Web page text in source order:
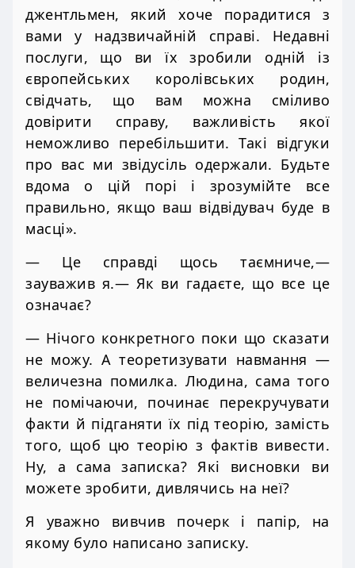
джентльмен, який хоче порадитися з
вами у надзвичайній справі. Недавні
послуги, що ви їх зробили одній із
європейських королівських родин,
свідчать, що вам можна сміливо
довірити справу, важливість якої
неможливо перебільшити. Такі відгуки
про вас ми звідусіль одержали. Будьте
вдома о цій порі і зрозумійте все
правильно, якщо ваш відвідувач буде в
масці».
— Це справді щось таємниче,—
зауважив я.— Як ви гадаєте, що все це
означає?
— Нічого конкретного поки що сказати
не можу. А теоретизувати навмання —
величезна помилка. Людина, сама того
не помічаючи, починає перекручувати
факти й підганяти їх під теорію, замість
того, щоб цю теорію з фактів вивести.
Ну, а сама записка? Які висновки ви
можете зробити, дивлячись на неї?
Я уважно вивчив почерк і папір, на
якому було написано записку.